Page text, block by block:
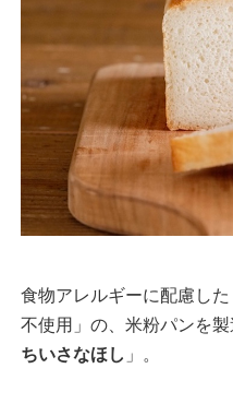
食物アレルギーに配慮し
不使用」の、米粉パンを
ちいさなほし 」。